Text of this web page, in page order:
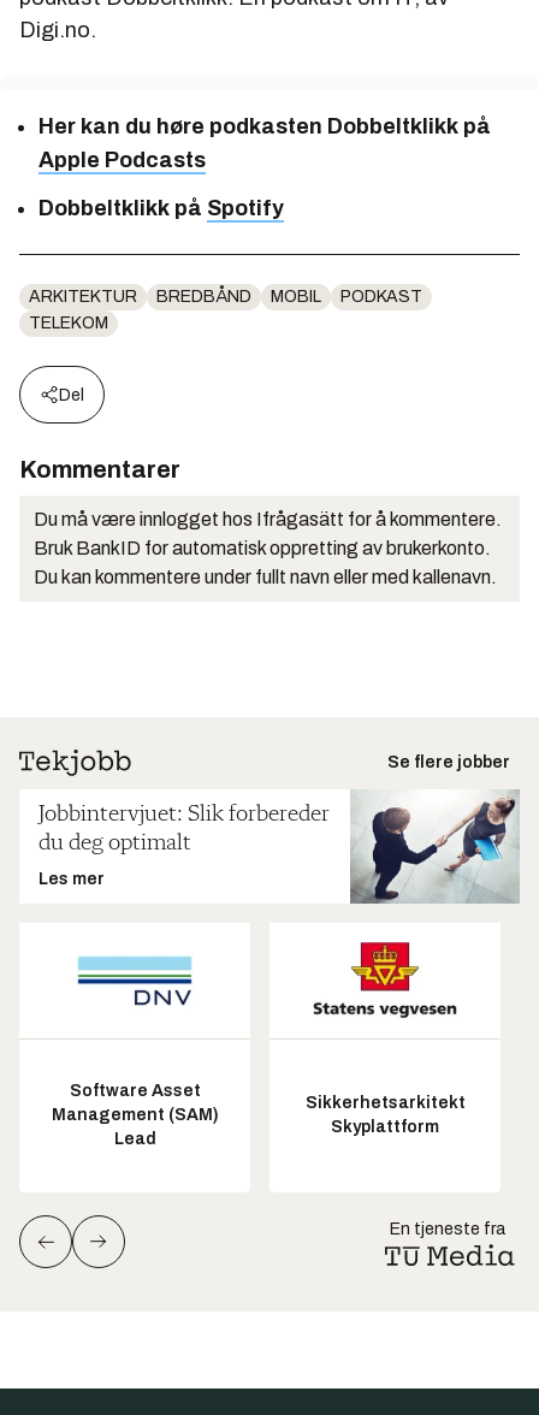
Digi.no.
Her kan du høre podkasten Dobbeltklikk på
Apple Podcasts
Dobbeltklikk på Spotify
ARKITEKTUR BREDBÅND MOBIL
PODKAST
TELEKOM
Del
Kommentarer
Du må være innlogget hos Ifrågasätt for å kommentere.
Bruk BankID for automatisk oppretting av brukerkonto.
Du kan kommentere under fullt navn eller med kallenavn.
Se flere jobber
Jobbintervjuet: Slik forbereder
du deg optimalt
Les mer
Software Asset
Management (SAM)
Lead
Sikkerhetsarkitekt
Skyplattform
En tjeneste fra